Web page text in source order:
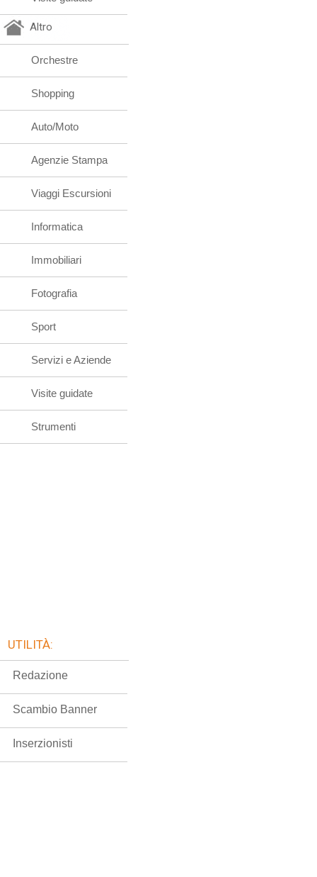
Altro
Orchestre
Shopping
Auto/Moto
Agenzie Stampa
Viaggi Escursioni
Informatica
Immobiliari
Fotografia
Sport
Servizi e Aziende
Visite guidate
Strumenti
UTILITÀ:
Redazione
Scambio Banner
Inserzionisti